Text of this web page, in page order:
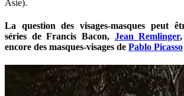
Asie).
La question des visages-masques peut
séries deFrancis Bacon, Jean Remlinger,
encore des masques-visages de Pablo Picasso